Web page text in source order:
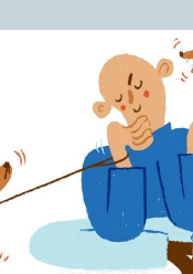
dialekterna inte
av
stor säkerhet säga
av Skåne
oberörda,
emeritus i
i stället för
de mest
danska från
vi då om det
denna turbulenta
få vittnesbörd om
av